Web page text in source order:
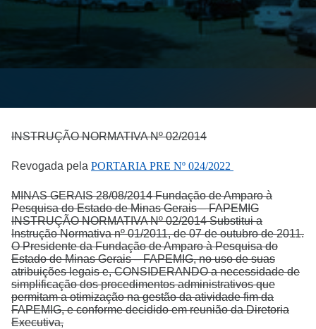
INSTRUÇÃO NORMATIVA Nº 02/2014
Revogada pela PORTARIA PRE Nº 024/2022
MINAS GERAIS 28/08/2014 Fundação de Amparo à
Pesquisa do Estado de Minas Gerais – FAPEMIG
INSTRUÇÃO NORMATIVA Nº 02/2014 Substitui a
Instrução Normativa nº 01/2011, de 07 de outubro de 2011.
O Presidente da Fundação de Amparo à Pesquisa do
Estado de Minas Gerais – FAPEMIG, no uso de suas
atribuições legais e, CONSIDERANDO a necessidade de
simplificação dos procedimentos administrativos que
permitam a otimização na gestão da atividade fim da
FAPEMIG, e conforme decidido em reunião da Diretoria
Executiva,